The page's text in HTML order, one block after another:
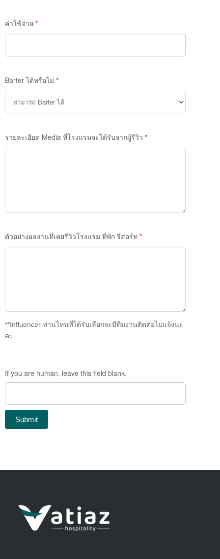
ค่าใช้จ่าย *
Barter ได้หรือไม่ *
รายละเอียด Media ที่โรงแรมจะได้รับจากผู้รีวิว *
ตัวอย่างผลงานที่เคยรีวิวโรงแรม ที่พัก รีสอร์ท *
**Influencer ท่านไหนที่ได้รับเลือกจะมีทีมงานติดต่อไปแจ้งนะ
คะ
If you are human, leave this field blank.
Submit